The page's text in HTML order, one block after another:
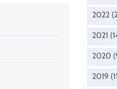
2022
2021
2020
2019